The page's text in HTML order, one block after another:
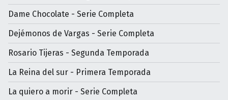
Dame Chocolate - Serie Completa
Dejémonos de Vargas - Serie Completa
Rosario Tijeras - Segunda Temporada
La Reina del sur - Primera Temporada
La quiero a morir - Serie Completa